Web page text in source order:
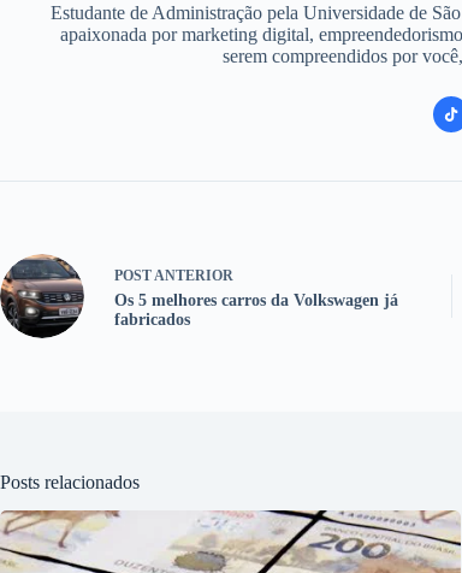
Estudante de Administração pela Universidade de
apaixonada por marketing digital,
serem compreendidos por
POST ANTERIOR
Os 5 melhores carros da Volkswagen já
fabricados
Posts relacionados